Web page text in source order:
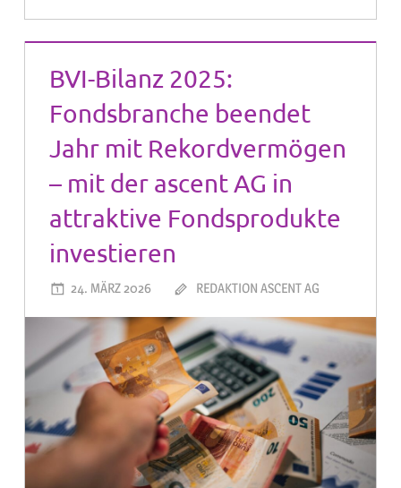
BVI-Bilanz 2025:
Fondsbranche beendet
Jahr mit Rekordvermögen
– mit der ascent AG in
attraktive Fondsprodukte
investieren
24. MÄRZ 2026 REDAKTION ASCENT AG